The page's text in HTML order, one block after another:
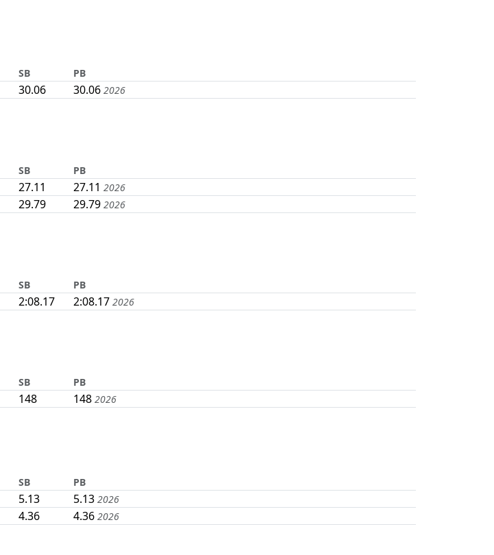
SB PB
30.06 30.06 2026
SB PB
27.11 27.11 2026
29.79 29.79 2026
SB PB
2:08.17 2:08.17 2026
SB PB
148 148 2026
SB PB
5.13 5.13 2026
4.36 4.36 2026